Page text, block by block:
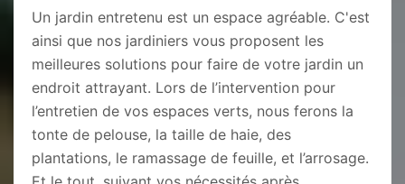
Un jardin entretenu est un espace agréable. C'est
ainsi que nos jardiniers vous proposent les
meilleures solutions pour faire de votre jardin un
endroit attrayant. Lors de l’intervention pour
l’entretien de vos espaces verts, nous ferons la
tonte de pelouse, la taille de haie, des
plantations, le ramassage de feuille, et l’arrosage.